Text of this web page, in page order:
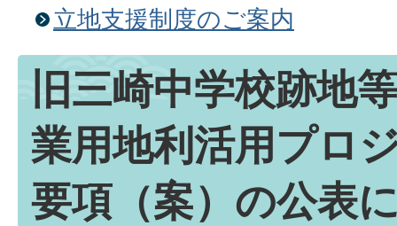
立地支援制度のご案内
旧三崎中学校跡地
業用地利活用プロ
要項（案）の公表